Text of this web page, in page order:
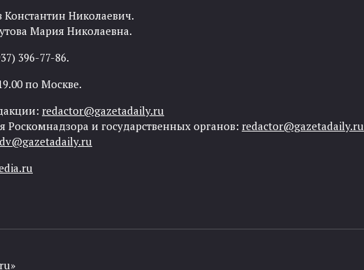
Николаевич.
Мария Николаевна.
396-77-86.
по Москве.
redactor@gazetadaily.ru
и государственных органов: redactor@gazetadaily.ru